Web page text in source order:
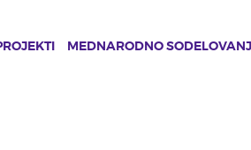
MEDNARODNO